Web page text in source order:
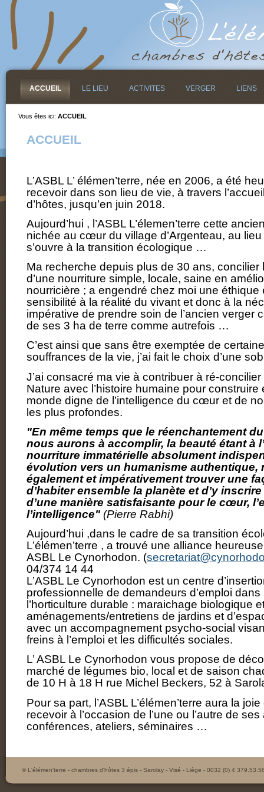
ACCUEIL LE LIEU ACTIVITES VERGER LIENS
Vous êtes ici: ACCUEIL
ACCUEIL
L’ASBL L’ élémen’terre, née en 2006, a été
recevoir dans son lieu de vie, à travers
d’hôtes, jusqu’en juin 2018.
Aujourd’hui , l’ASBL L’élemen’terre cette
nichée au cœur du village d’Argenteau, au
s’ouvre à la transition écologique …
Ma recherche depuis plus de 30 ans, concilier
d’une nourriture simple, locale, saine en
nourricière ; a engendré chez moi une éthique
sensibilité à la réalité du vivant et donc à la
impérative de prendre soin de l’ancien verger
de ses 3 ha de terre comme autrefois …
C’est ainsi que sans être exemptée de
souffrances de la vie, j’ai fait le choix d’une
J’ai consacré ma vie à contribuer à ré-concilier
Nature avec l’histoire humaine pour construire
monde digne de l’intelligence du cœur et de
les plus profondes.
"En même temps que le réenchantement
nous aurons à accomplir, la beauté étant à
nourriture immatérielle absolument
évolution vers un humanisme authentique,
également et impérativement trouver une
d’habiter ensemble la planète et d’y
d’une manière satisfaisante pour le cœur,
l’intelligence" (Pierre Rabhi)
Aujourd’hui ,dans le cadre de sa transition
L’élémen’terre , a trouvé une alliance
ASBL Le Cynorhodon. (
04/374 14 44
L’ASBL Le Cynorhodon est un centre
professionnelle de demandeurs d’emploi dans
l’horticulture durable : maraichage biologique
aménagements/entretiens de jardins et
avec un accompagnement psycho-social
freins à l’emploi et les difficultés sociales.
L’ ASBL Le Cynorhodon vous propose de
marché de légumes bio, local et de saison
de 10 H à 18 H rue Michel Beckers, 52 à
Pour sa part, l’ASBL L’élémen’terre aura la
recevoir à l’occasion de l’une ou l’autre de
conférences, ateliers, séminaires …
© L'élémen'terre - chambres d'hôtes 3 épis - Sarolay - Visé - Liège - 0032 (0) 4